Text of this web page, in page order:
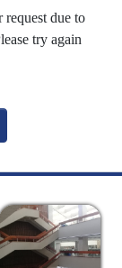
due to
try again